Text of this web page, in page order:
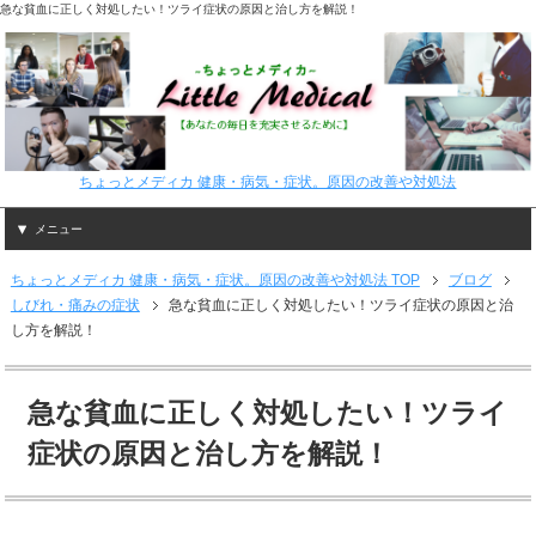
急な貧血に正しく対処したい！ツライ症状の原因と治し方を解説！
ちょっとメディカ 健康・病気・症状。原因の改善や対処法
メニュー
ちょっとメディカ 健康・病気・症状。原因の改善や対処法 TOP
ブログ
しびれ・痛みの症状
急な貧血に正しく対処したい！ツライ症状の原因と治
し方を解説！
急な貧血に正しく対処したい！ツライ
症状の原因と治し方を解説！